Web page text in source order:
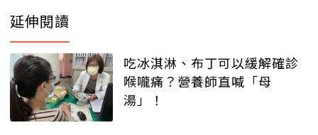
延伸閱讀
吃冰淇淋、布丁可以緩解確診
喉嚨痛？營養師直喊「母
湯」！